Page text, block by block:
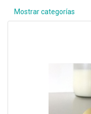
Mostrar categorías